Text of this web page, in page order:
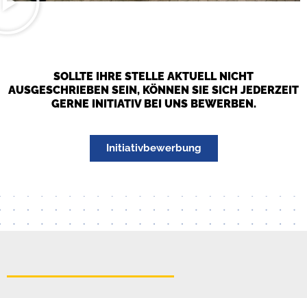
SOLLTE IHRE STELLE AKTUELL NICHT
AUSGESCHRIEBEN SEIN, KÖNNEN SIE SICH JEDERZEIT
GERNE INITIATIV BEI UNS BEWERBEN.
Initiativbewerbung